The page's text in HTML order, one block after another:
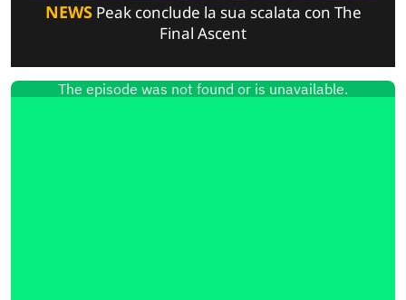
NEWSPeak conclude la sua scalata con The
Final Ascent